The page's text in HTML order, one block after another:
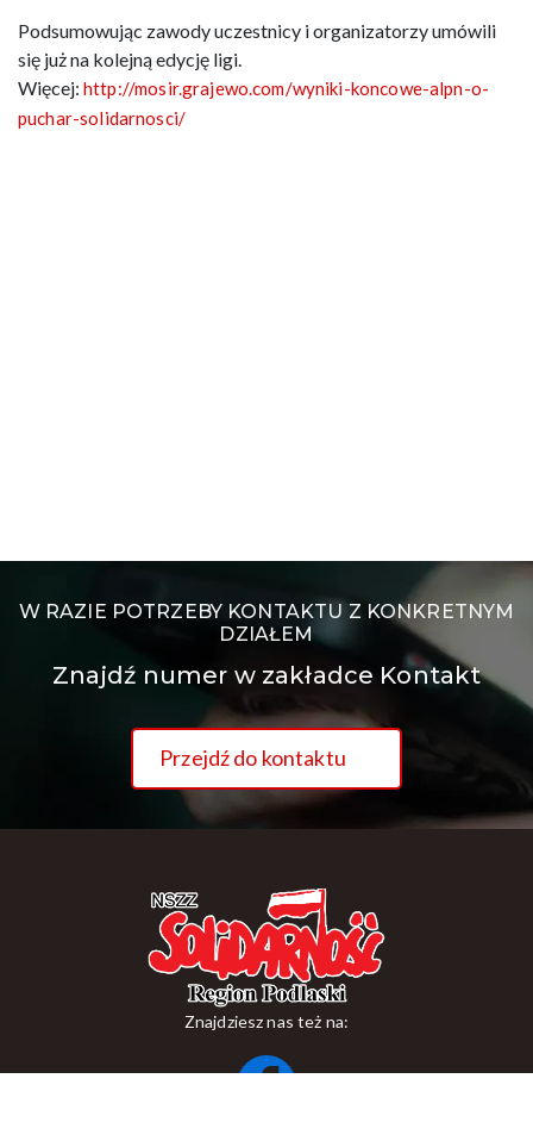
Podsumowując zawody uczestnicy i organizatorzy umówili
się już na kolejną edycję ligi.
Więcej: http://mosir.grajewo.com/wyniki-koncowe-alpn-o-
puchar-solidarnosci/
W RAZIE POTRZEBY KONTAKTU Z KONKRETNYM
DZIAŁEM
Znajdź numer w zakładce Kontakt
Przejdź do kontaktu
Znajdziesz nas też na: